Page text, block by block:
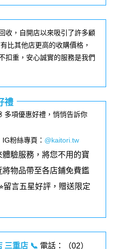
收，自開店以來吸引了許多顧
比其他店更高的收購價格，
扣重，安心誠實的服務是我們
禮
多項優惠好禮，悄悄告訴你
IG粉絲專頁 ： @kaitori.tw
驗服務，將您不用的寶
物品帶至各店鋪免費鑑
留言五星好評，贈送限定
三重店 📞 電話：（02）